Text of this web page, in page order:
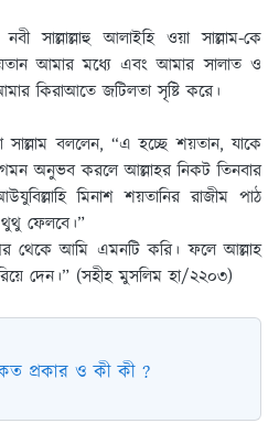
আলাইহি ওয়া সাল্লাম-কে
আমার মধ্যে এবং আমার সালাত ও
কিরাআতে জটিলতা সৃষ্টি করে।
সাল্লাম বললেন, “এ হচ্ছে শয়তান, যাকে
অনুভব করলে আল্লাহর নিকট তিনবার
মিনাশ শয়তানির রাজীম পাঠ
ফেলবে।”
থেকে আমি এমনটি করি। ফলে আল্লাহ
দেন।” (সহীহ মুসলিম হা/২২০৩)
প্রকার ও কী কী ?